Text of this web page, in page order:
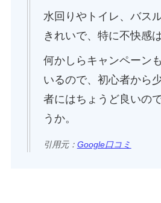
水回りやトイレ、バス
きれいで、特に不快感
何かしらキャンペーン
いるので、初心者から
者にはちょうど良いの
うか。
引用元： Google口コミ